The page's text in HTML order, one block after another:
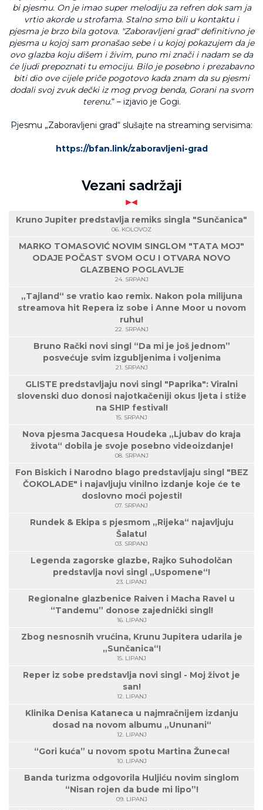
bi pjesmu. On je imao super melodiju za refren dok sam ja
vrtio akorde u strofama. Stalno smo bili u kontaktu i
pjesma je brzo bila gotova. "Zaboravljeni grad" definitivno je
pjesma u kojoj sam pronašao sebe i u kojoj pokazujem da je
ovo glazba koju dišem i živim, puno mi znači i nadam se da
će ljudi prepoznati tu emociju. Bilo je posebno i prezabavno
biti dio ove cijele priče pogotovo kada znam da su pjesmi
dodali svoj zvuk dečki iz mog prvog benda, Gorani na svom
terenu.“ – izjavio je Gogi.
Pjesmu „Zaboravljeni grad“ slušajte na streaming servisima:
https://bfan.link/zaboravljeni-grad
Vezani sadržaji
Kruno Jupiter predstavlja remiks singla "Sunčanica"
06. KOLOVOZ
MARKO TOMASOVIĆ NOVIM SINGLOM "TATA MOJ"
ODAJE POČAST SVOM OCU I OTVARA NOVO
GLAZBENO POGLAVLJE
24. SRPANJ
„Tajland“ se vratio kao remix. Nakon pola milijuna
streamova hit Repera iz sobe i Anne Moor u novom
ruhu!
22. SRPANJ
Bruno Rački novi singl “Da mi je još jednom”
posvećuje svim izgubljenima i voljenima
21. SRPANJ
GLISTE predstavljaju novi singl "Paprika": Viralni
slovenski duo donosi najotkačeniji okus ljeta i stiže
na SHIP festival!
15. SRPANJ
Nova pjesma Jacquesa Houdeka „Ljubav do kraja
života“ dobila je svoje posebno videoizdanje!
08. SRPANJ
Fon Biskich i Narodno blago predstavljaju singl "BEZ
ČOKOLADE" i najavljuju vinilno izdanje koje će te
doslovno moći pojesti!
07. SRPANJ
Rundek & Ekipa s pjesmom „Rijeka“ najavljuju
Šalatu!
03. SRPANJ
Legenda zagorske glazbe, Rajko Suhodolčan
predstavlja novi singl „Uspomene“!
23. LIPANJ
Regionalne glazbenice Raiven i Macha Ravel u
“Tandemu” donose zajednički singl!
16. LIPANJ
Zbog nesnosnih vrućina, Krunu Jupitera udarila je
„Sunčanica“!
15. LIPANJ
Reper iz sobe predstavlja novi singl - Moj život je
san!
12. LIPANJ
Klinika Denisa Kataneca u najmračnijem izdanju
dosad na novom albumu „Ununani“
12. LIPANJ
“Gori kuća” u novom spotu Martina Žuneca!
10. LIPANJ
Banda turizma odgovorila Huljiću novim singlom
“Nisan rojen da bude mi lipo”!
09. LIPANJ